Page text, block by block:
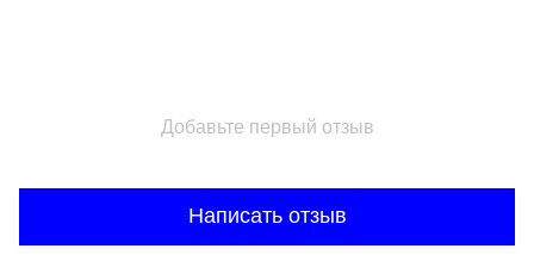
Добавьте первый отзыв
Написать отзыв